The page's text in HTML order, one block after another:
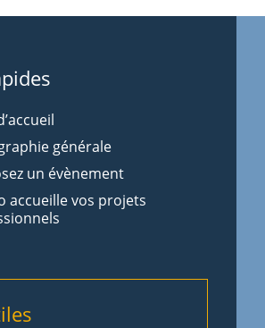
générale
un évènement
accueille vos projets